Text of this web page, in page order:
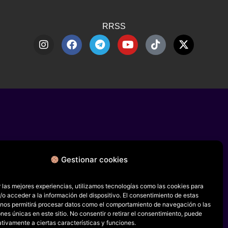
Gestionar cookies
las mejores experiencias, utilizamos tecnologías como las cookies para
o acceder a la información del dispositivo. El consentimiento de estas
permitirá procesar datos como el comportamiento de navegación o las
únicas en este sitio. No consentir o retirar el consentimiento, puede
a ciertas características y funciones.
RRSS